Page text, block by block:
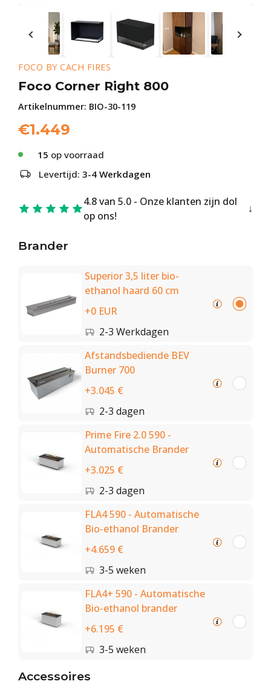
FOCO BY CACH FIRES
Foco Corner Right 800
Artikelnummer: BIO-30-119
€1.449
15 op voorraad
Levertijd: 3-4 Werkdagen
4.8 van 5.0 - Onze klanten zijn dol
op ons!
Brander
Superior 3,5 liter bio-
ethanol haard 60 cm
+0 EUR
2-3 Werkdagen
Afstandsbediende BEV
Burner 700
+3.045 €
2-3 dagen
Prime Fire 2.0 590 -
Automatische Brander
+3.025 €
2-3 dagen
FLA4 590 - Automatische
Bio-ethanol Brander
+4.659 €
3-5 weken
FLA4+ 590 - Automatische
Bio-ethanol brander
+6.195 €
3-5 weken
Accessoires